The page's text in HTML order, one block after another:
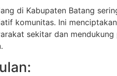
di Kabupaten Batang
komunitas. Ini
sekitar dan mendukung